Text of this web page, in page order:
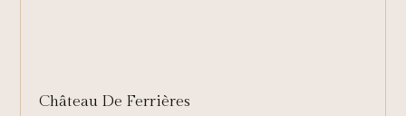
Château De Ferrières